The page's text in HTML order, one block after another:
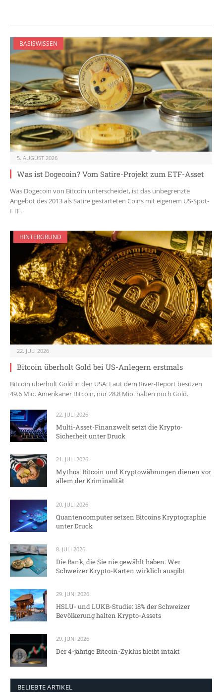
BASISWISSEN
5. AUGUST 2026
Was ist Dogecoin? Vom Satire-Projekt zum ETF-Asset
Was Dogecoin von Bitcoin unterscheidet, ist das unbegrenzte
Angebot des 2013 als Satire gestarteten Coins mit eigenem US-Spot-
ETF.
HINTERGRUND
22. JULI 2026
Bitcoin überholt Gold bei US-Anlegern erstmals
Bitcoin überholt Gold in den USA: Laut dem River-Report besitzen
49.6 Mio. Amerikaner Bitcoin, nur 28.8 Mio. halten noch Gold.
22. JULI 2026
Multi-Asset-Finanzwelt setzt die Krypto-
Sicherheit unter Druck
21. JULI 2026
Mythos: Bitcoin und Kryptowährungen dienen vor
allem der Kriminalität
20. JULI 2026
Quantencomputer setzen Bitcoins Kryptographie
unter Druck
8. JULI 2026
Die Bank, die Sie nie gewählt haben: Wer
Schweizer Krypto-Karten wirklich ausgibt
29. JUNI 2026
HSLU- und LUKB-Studie: 18% der Schweizer
Bevölkerung halten Krypto-Assets
29. JUNI 2026
Der 4-jährige Bitcoin-Zyklus bleibt intakt
BELIEBTE ARTIKEL